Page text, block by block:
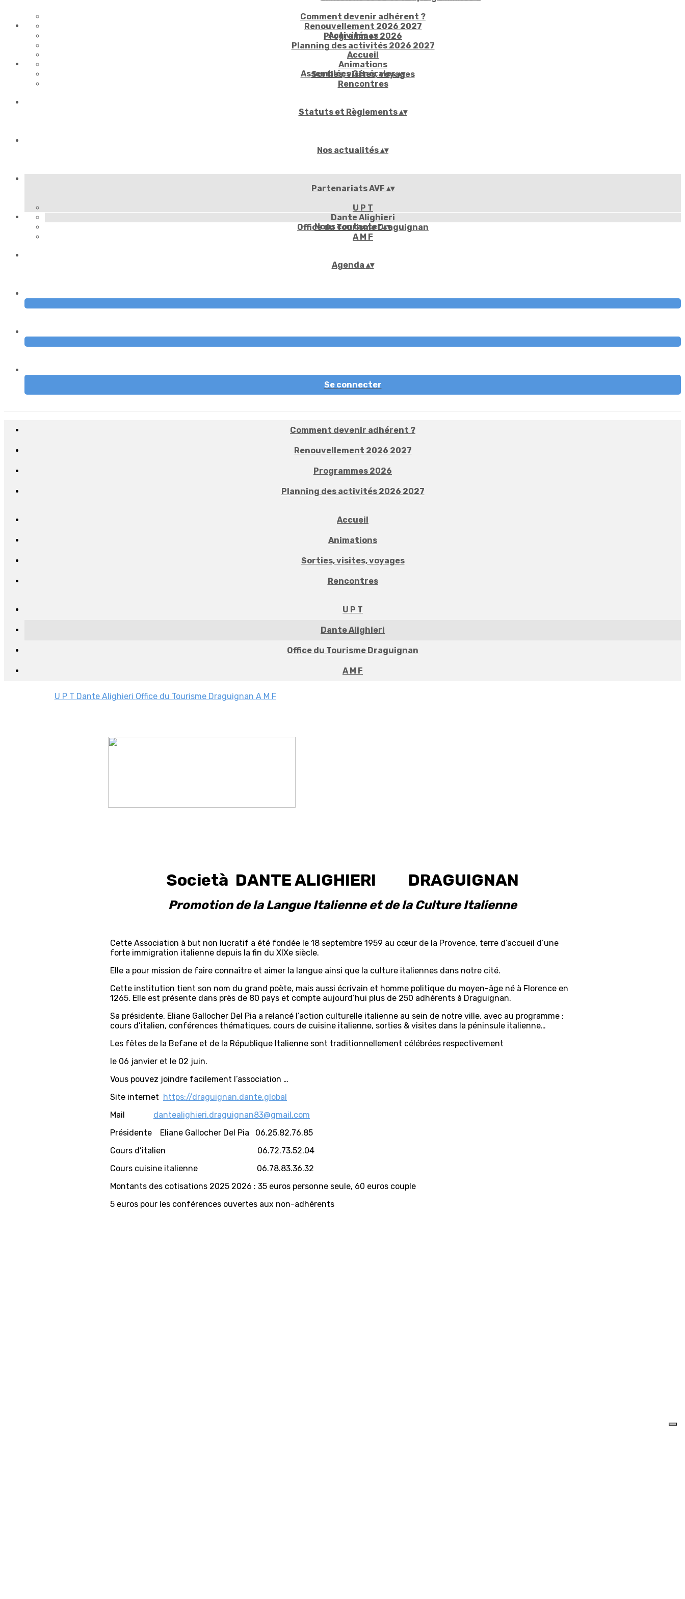
Comment devenir adhérent ?
Renouvellement 2026 2027
Programmes 2026
Planning des activités 2026 2027
Activités▴▾
Accueil
Animations
Sorties, visites, voyages
Rencontres
Assemblées Générales▴▾
Statuts et Règlements▴▾
Nos actualités▴▾
Partenariats AVF ▴▾
U P T
Dante Alighieri
Office du Tourisme Draguignan
A M F
Nous contacter▴▾
Agenda ▴▾
Se connecter
Comment devenir adhérent ?
Renouvellement 2026 2027
Programmes 2026
Planning des activités 2026 2027
Accueil
Animations
Sorties, visites, voyages
Rencontres
U P T
Dante Alighieri
Office du Tourisme Draguignan
A M F
U P T Dante Alighieri Office du Tourisme Draguignan A M F
Società DANTE ALIGHIERI DRAGUIGNAN
Promotion de la Langue Italienne et de la Culture Italienne
Cette Association à but non lucratif a été fondée le 18 septembre 1959 au cœur de la Provence, terre d’accueil d’une
forte immigration italienne depuis la fin du XIXe siècle.
Elle a pour mission de faire connaître et aimer la langue ainsi que la culture italiennes dans notre cité.
Cette institution tient son nom du grand poète, mais aussi écrivain et homme politique du moyen-âge né à Florence en
1265. Elle est présente dans près de 80 pays et compte aujourd’hui plus de 250 adhérents à Draguignan.
Sa présidente, Eliane Gallocher Del Pia a relancé l’action culturelle italienne au sein de notre ville, avec au programme :
cours d’italien, conférences thématiques, cours de cuisine italienne, sorties & visites dans la péninsule italienne…
Les fêtes de la Befane et de la République Italienne sont traditionnellement célébrées respectivement
le 06 janvier et le 02 juin.
Vous pouvez joindre facilement l’association …
Site internet https://draguignan.dante.global
Mail dantealighieri.draguignan83@gmail.com
Présidente Eliane Gallocher Del Pia 06.25.82.76.85
Cours d’italien 06.72.73.52.04
Cours cuisine italienne 06.78.83.36.32
Montants des cotisations 2025 2026 : 35 euros personne seule, 60 euros couple
5 euros pour les conférences ouvertes aux non-adhérents